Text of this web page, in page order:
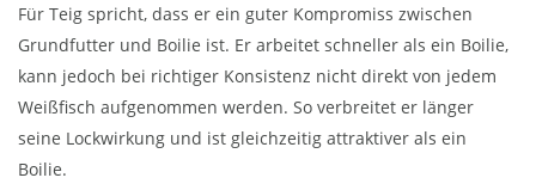
Für Teig spricht, dass er ein guter Kompromiss zwischen
Grundfutter und Boilie ist. Er arbeitet schneller als ein Boilie,
kann jedoch bei richtiger Konsistenz nicht direkt von jedem
Weißfisch aufgenommen werden. So verbreitet er länger
seine Lockwirkung und ist gleichzeitig attraktiver als ein
Boilie.